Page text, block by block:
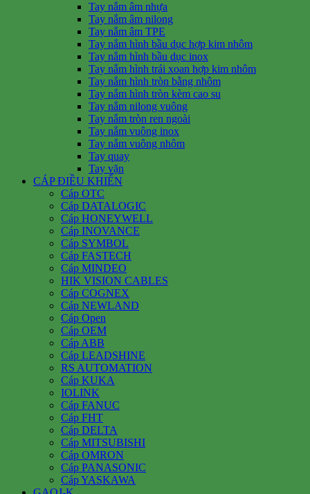
Tay nắm âm nhựa
Tay nắm âm nilong
Tay nắm âm TPE
Tay nắm hình bầu dục hợp kim nhôm
Tay nắm hình bầu dục inox
Tay nắm hình trái xoan hợp kim nhôm
Tay nắm hình tròn bằng nhôm
Tay nắm hình tròn kèm cao su
Tay nắm nilong vuông
Tay nắm tròn ren ngoài
Tay nắm vuông inox
Tay nắm vuông nhôm
Tay quay
Tay vặn
CÁP ĐIỀU KHIỂN
Cáp OTC
Cáp DATALOGIC
Cáp HONEYWELL
Cáp INOVANCE
Cáp SYMBOL
Cáp FASTECH
Cáp MINDEO
HIK VISION CABLES
Cáp COGNEX
Cáp NEWLAND
Cáp Open
Cáp OEM
Cáp ABB
Cáp LEADSHINE
RS AUTOMATION
Cáp KUKA
IOLINK
Cáp FANUC
Cáp FHT
Cáp DELTA
Cáp MITSUBISHI
Cáp OMRON
Cáp PANASONIC
Cáp YASKAWA